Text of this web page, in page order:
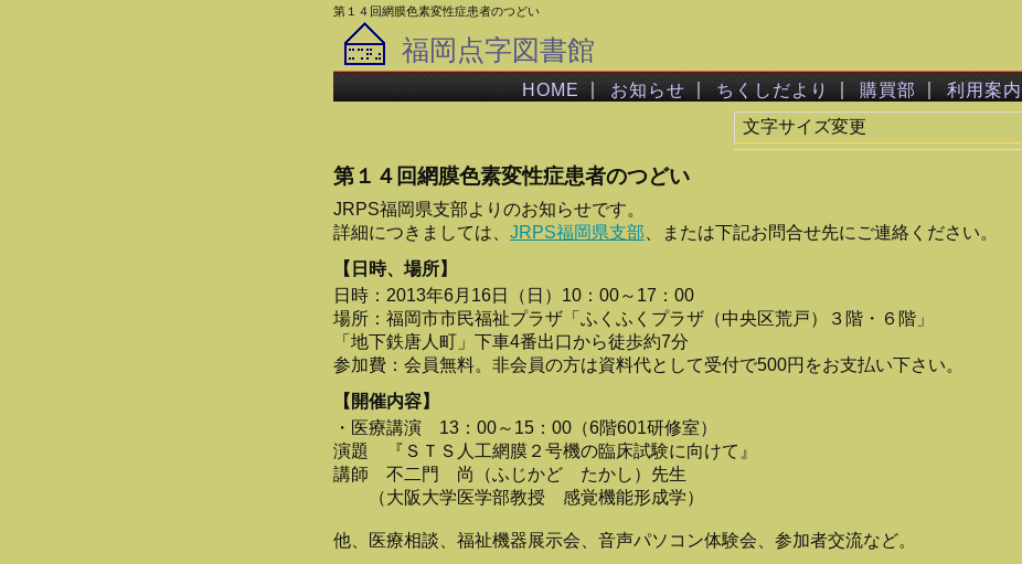
第１４回網膜色素変性症患者のつどい
福岡点字図書館
HOME お知らせ ちくしだより 購買部 利用案内
文字サイズ変更
第１４回網膜色素変性症患者のつどい
JRPS福岡県支部よりのお知らせです。
詳細につきましては、 JRPS福岡県支部 、または下記お問合せ先にご連絡ください。
【日時、場所】
日時：2013年6月16日（日）10：00～17：00
場所：福岡市市民福祉プラザ「ふくふくプラザ（中央区荒戸）３階・６階」
「地下鉄唐人町」下車4番出口から徒歩約7分
参加費：会員無料。非会員の方は資料代として受付で500円をお支払い下さい。
【開催内容】
・医療講演 13：00～15：00（6階601研修室）
演題 『ＳＴＳ人工網膜２号機の臨床試験に向けて』
講師 不二門 尚（ふじかど たかし）先生
（大阪大学医学部教授 感覚機能形成学）
他、医療相談、福祉機器展示会、音声パソコン体験会、参加者交流など。